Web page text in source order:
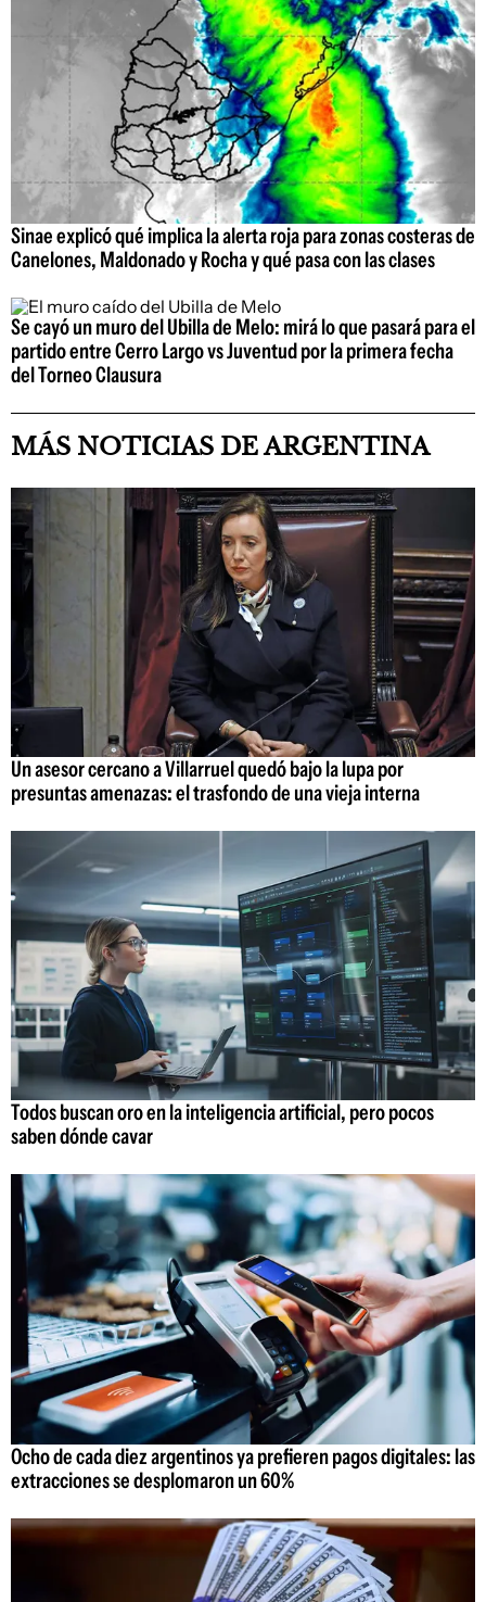
Sinae explicó qué implica la alerta roja para zonas costeras de
Canelones, Maldonado y Rocha y qué pasa con las clases
Se cayó un muro del Ubilla de Melo: mirá lo que pasará para el
partido entre Cerro Largo vs Juventud por la primera fecha
del Torneo Clausura
MÁS NOTICIAS DE ARGENTINA
Un asesor cercano a Villarruel quedó bajo la lupa por
presuntas amenazas: el trasfondo de una vieja interna
Todos buscan oro en la inteligencia artificial, pero pocos
saben dónde cavar
Ocho de cada diez argentinos ya prefieren pagos digitales: las
extracciones se desplomaron un 60%